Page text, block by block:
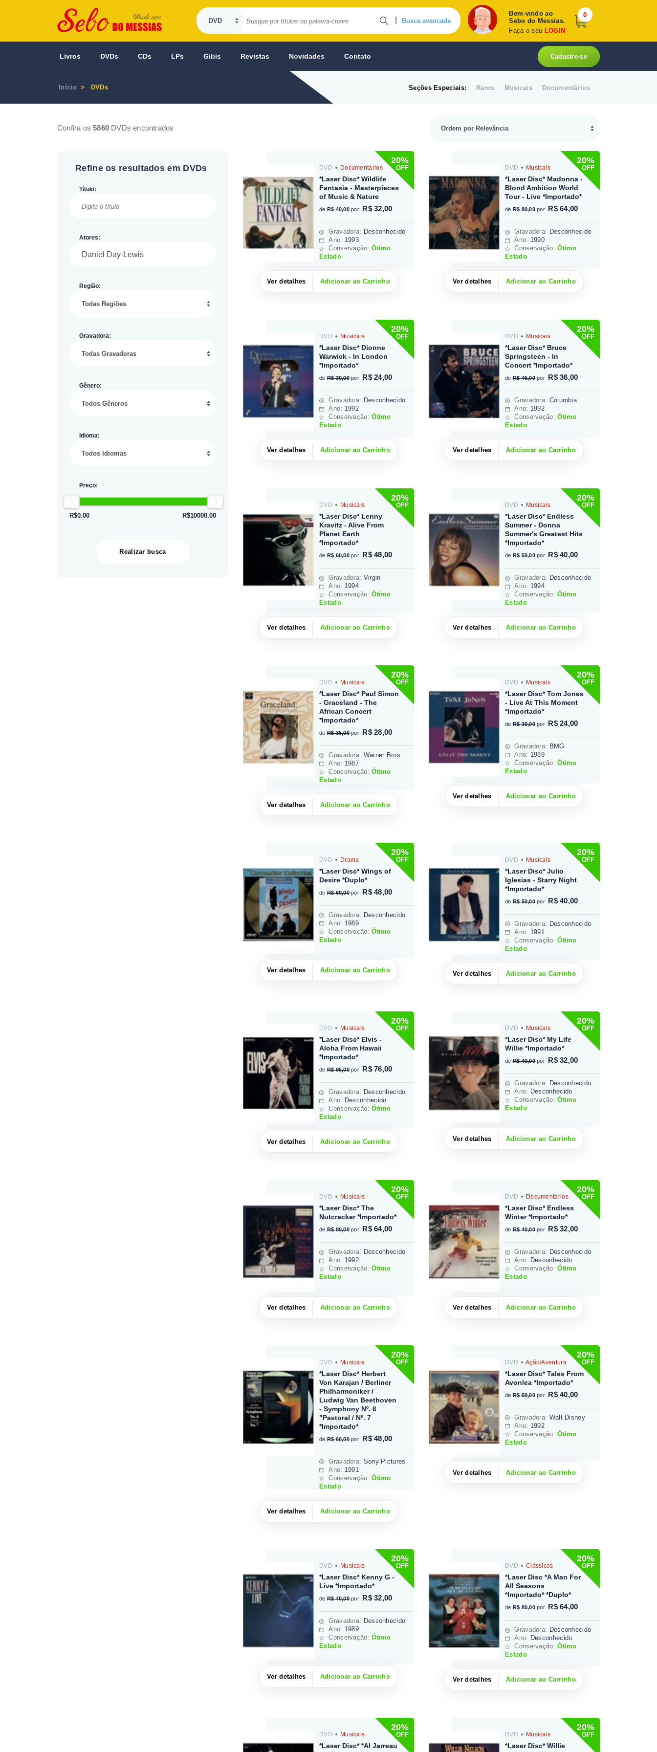
Busca avancada
Bem-vindo ao
Sebo do Messias.
Faça o seu LOGIN
0
Livros DVDs CDs LPs Gibis Revistas Novidades Contato Cadastre-se
Início DVDs Seções Especiais: Raros Musicais Documentários
Confira os5860 DVDs encontrados
Refine os resultados em DVDs
Título:
Atores:
Região:
Gravadora:
Gênero:
Idioma:
Preço:
R$0.00 R$10000.00
20%
OFF
DVD Documentários
*Laser Disc* Wildlife
Fantasia - Masterpieces
of Music & Nature
de R$ 40,00 por R$ 32,00
Gravadora: Desconhecido
Ano: 1993
Conservação:Ótimo
Estado
Ver detalhes Adicionar ao Carrinho
20%
OFF
DVD Musicais
*Laser Disc* Madonna -
Blond Ambition World
Tour - Live *Importado*
de R$ 80,00 por R$ 64,00
Gravadora: Desconhecido
Ano: 1990
Conservação:Ótimo
Estado
Ver detalhes Adicionar ao Carrinho
20%
OFF
DVD Musicais
*Laser Disc* Dionne
Warwick - In London
*Importado*
de R$ 30,00 por R$ 24,00
Gravadora: Desconhecido
Ano: 1992
Conservação:Ótimo
Estado
Ver detalhes Adicionar ao Carrinho
20%
OFF
DVD Musicais
*Laser Disc* Bruce
Springsteen - In
Concert *Importado*
de R$ 45,00 por R$ 36,00
Gravadora: Columbia
Ano: 1992
Conservação:Ótimo
Estado
Ver detalhes Adicionar ao Carrinho
20%
OFF
DVD Musicais
*Laser Disc* Lenny
Kravitz - Alive From
Planet Earth
*Importado*
de R$ 60,00 por R$ 48,00
Gravadora: Virgin
Ano: 1994
Conservação:Ótimo
Estado
Ver detalhes Adicionar ao Carrinho
20%
OFF
DVD Musicais
*Laser Disc* Endless
Summer - Donna
Summer's Greatest Hits
*Importado*
de R$ 50,00 por R$ 40,00
Gravadora: Desconhecido
Ano: 1994
Conservação:Ótimo
Estado
Ver detalhes Adicionar ao Carrinho
20%
OFF
DVD Musicais
*Laser Disc* Paul Simon
- Graceland - The
African Concert
*Importado*
de R$ 35,00 por R$ 28,00
Gravadora: Warner Bros
Ano: 1987
Conservação:Ótimo
Estado
Ver detalhes Adicionar ao Carrinho
20%
OFF
DVD Musicais
*Laser Disc* Tom Jones
- Live At This Moment
*Importado*
de R$ 30,00 por R$ 24,00
Gravadora: BMG
Ano: 1989
Conservação:Ótimo
Estado
Ver detalhes Adicionar ao Carrinho
20%
OFF
DVD Drama
*Laser Disc* Wings of
Desire *Duplo*
de R$ 60,00 por R$ 48,00
Gravadora: Desconhecido
Ano: 1989
Conservação:Ótimo
Estado
Ver detalhes Adicionar ao Carrinho
20%
OFF
DVD Musicais
*Laser Disc* Julio
Iglesias - Starry Night
*Importado*
de R$ 50,00 por R$ 40,00
Gravadora: Desconhecido
Ano: 1991
Conservação:Ótimo
Estado
Ver detalhes Adicionar ao Carrinho
20%
OFF
DVD Musicais
*Laser Disc* Elvis -
Aloha From Hawaii
*Importado*
de R$ 95,00 por R$ 76,00
Gravadora: Desconhecido
Ano: Desconhecido
Conservação:Ótimo
Estado
Ver detalhes Adicionar ao Carrinho
20%
OFF
DVD Musicais
*Laser Disc* My Life
Willie *Importado*
de R$ 40,00 por R$ 32,00
Gravadora: Desconhecido
Ano: Desconhecido
Conservação:Ótimo
Estado
Ver detalhes Adicionar ao Carrinho
20%
OFF
DVD Musicais
*Laser Disc* The
Nutcracker *Importado*
de R$ 80,00 por R$ 64,00
Gravadora: Desconhecido
Ano: 1992
Conservação:Ótimo
Estado
Ver detalhes Adicionar ao Carrinho
20%
OFF
DVD Documentários
*Laser Disc* Endless
Winter *Importado*
de R$ 40,00 por R$ 32,00
Gravadora: Desconhecido
Ano: Desconhecido
Conservação:Ótimo
Estado
Ver detalhes Adicionar ao Carrinho
20%
OFF
DVD Musicais
*Laser Disc* Herbert
Von Karajan / Berliner
Philharmoniker /
Ludwig Van Beethoven
- Symphony Nº. 6
"Pastoral / Nº. 7
*Importado*
de R$ 60,00 por R$ 48,00
Gravadora: Sony Pictures
Ano: 1991
Conservação:Ótimo
Estado
Ver detalhes Adicionar ao Carrinho
20%
OFF
DVD Ação/Aventura
*Laser Disc* Tales From
Avonlea *Importado*
de R$ 50,00 por R$ 40,00
Gravadora: Walt Disney
Ano: 1992
Conservação:Ótimo
Estado
Ver detalhes Adicionar ao Carrinho
20%
OFF
DVD Musicais
*Laser Disc* Kenny G -
Live *Importado*
de R$ 40,00 por R$ 32,00
Gravadora: Desconhecido
Ano: 1989
Conservação:Ótimo
Estado
Ver detalhes Adicionar ao Carrinho
20%
OFF
DVD Clássicos
*Laser Disc *A Man For
All Seasons
*Importado* *Duplo*
de R$ 80,00 por R$ 64,00
Gravadora: Desconhecido
Ano: Desconhecido
Conservação:Ótimo
Estado
Ver detalhes Adicionar ao Carrinho
20%
OFF
DVD Musicais
*Laser Disc* *Al Jarreau
20%
OFF
DVD Musicais
*Laser Disc* Willie